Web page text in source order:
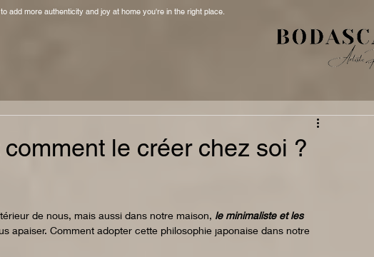
add more authenticity and joy at home you're in the right place.
le créer chez soi ?
de nous, mais aussi dans notre maison, le minimaliste et les
apaiser. Comment adopter cette philosophie japonaise dans notre